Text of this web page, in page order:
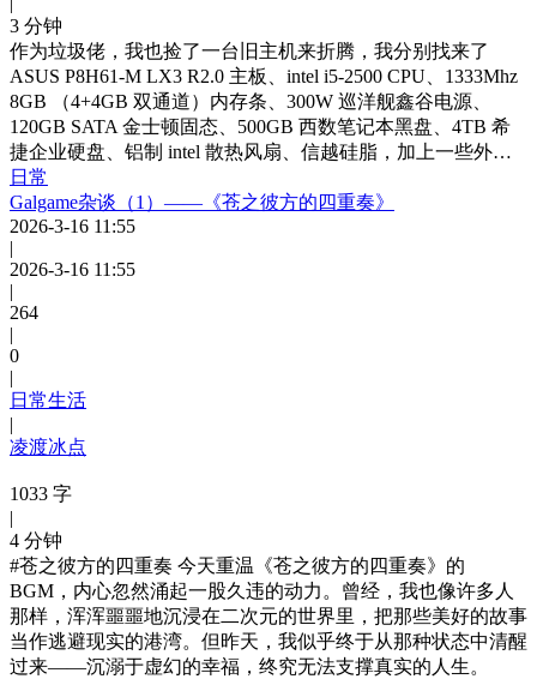
3 分钟
作为垃圾佬，我也捡了一台旧主机来折腾，我分别找来了
ASUS P8H61-M LX3 R2.0 主板、intel i5-2500 CPU、1333Mhz
8GB （4+4GB 双通道）内存条、300W 巡洋舰鑫谷电源、
120GB SATA 金士顿固态、500GB 西数笔记本黑盘、4TB 希
捷企业硬盘、铝制 intel 散热风扇、信越硅脂，加上一些外…
日常
Galgame杂谈（1）——《苍之彼方的四重奏》
2026-3-16 11:55
|
2026-3-16 11:55
|
264
|
0
|
日常生活
|
凌渡冰点
1033 字
|
4 分钟
#苍之彼方的四重奏 今天重温《苍之彼方的四重奏》的
BGM，内心忽然涌起一股久违的动力。曾经，我也像许多人
那样，浑浑噩噩地沉浸在二次元的世界里，把那些美好的故事
当作逃避现实的港湾。但昨天，我似乎终于从那种状态中清醒
过来——沉溺于虚幻的幸福，终究无法支撑真实的人生。